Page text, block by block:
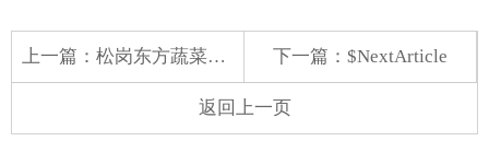
上一篇： 松岗东方蔬菜配送费用表 下一篇：$NextArticle
返回上一页